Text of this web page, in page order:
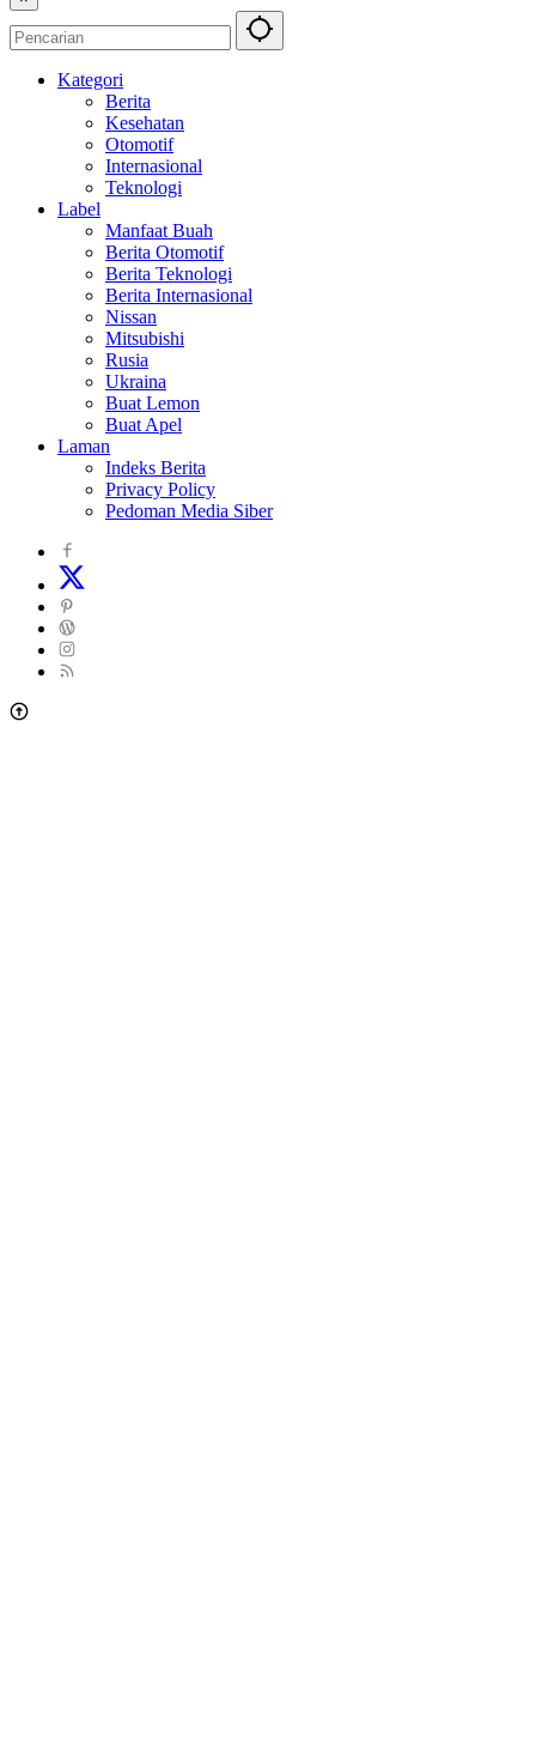
Kategori
Berita
Kesehatan
Otomotif
Internasional
Teknologi
Label
Manfaat Buah
Berita Otomotif
Berita Teknologi
Berita Internasional
Nissan
Mitsubishi
Rusia
Ukraina
Buat Lemon
Buat Apel
Laman
Indeks Berita
Privacy Policy
Pedoman Media Siber